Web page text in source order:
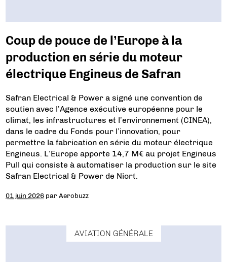
Coup de pouce de l’Europe à la
production en série du moteur
électrique Engineus de Safran
Safran Electrical & Power a signé une convention de
soutien avec l’Agence exécutive européenne pour le
climat, les infrastructures et l’environnement (CINEA),
dans le cadre du Fonds pour l’innovation, pour
permettre la fabrication en série du moteur électrique
Engineus. L’Europe apporte 14,7 M€ au projet Engineus
Pull qui consiste à automatiser la production sur le site
Safran Electrical & Power de Niort.
01 juin 2026 parAerobuzz
AVIATION GÉNÉRALE